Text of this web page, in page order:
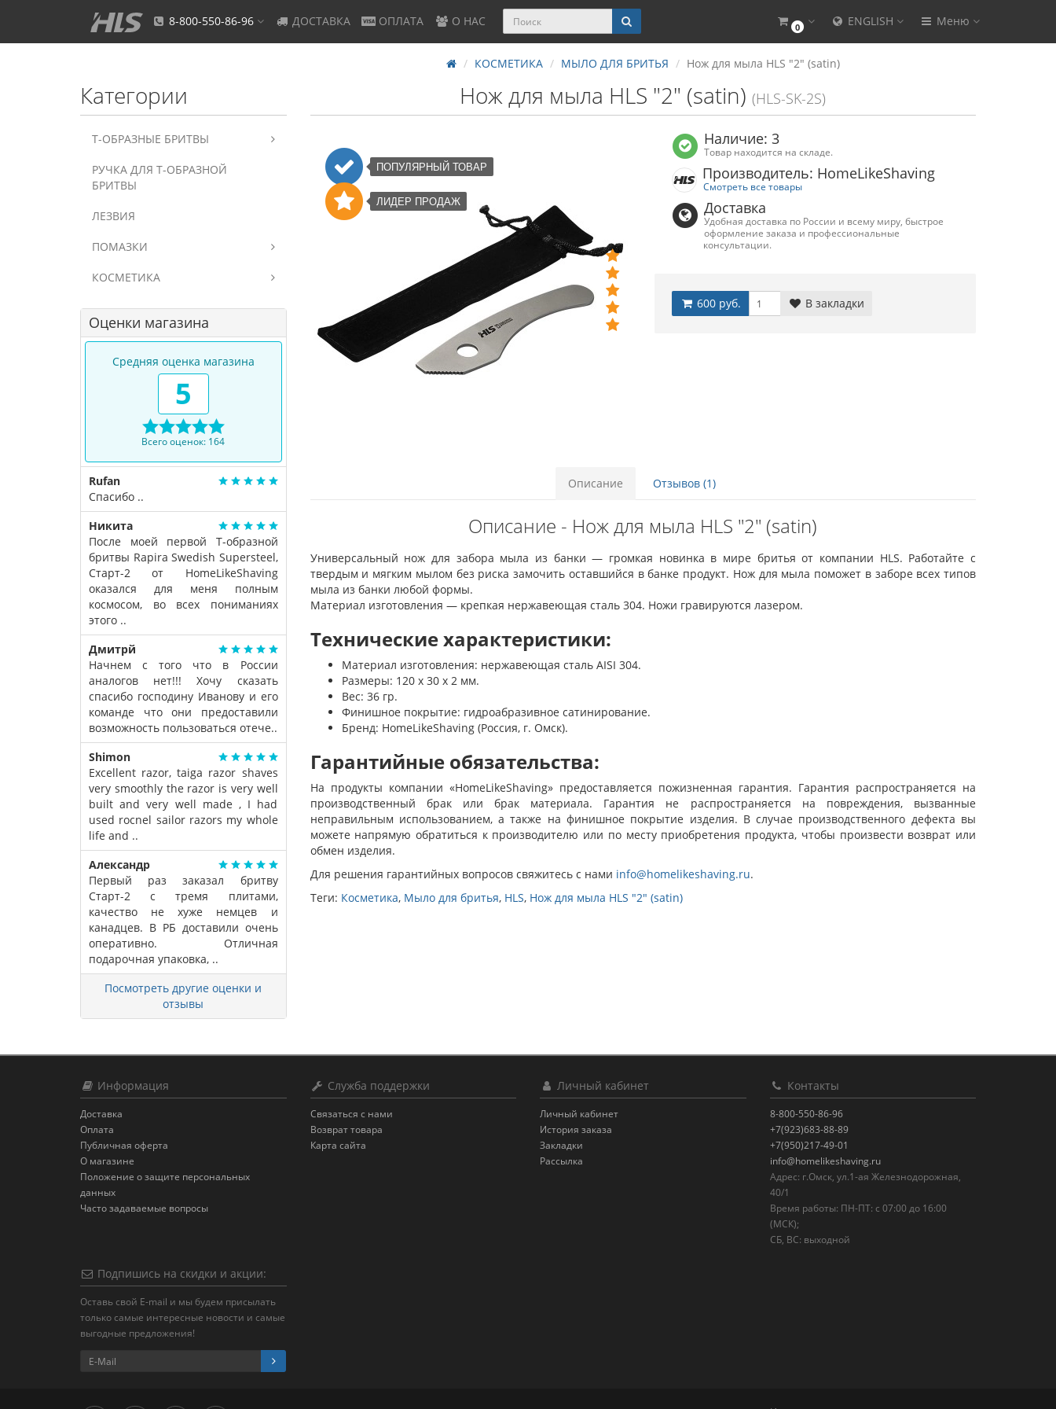
8-800-550-86-96 ДОСТАВКА ОПЛАТА О НАС 0 ENGLISH Меню
Категории
Т-ОБРАЗНЫЕ БРИТВЫ
РУЧКА ДЛЯ Т-ОБРАЗНОЙ
БРИТВЫ
ЛЕЗВИЯ
ПОМАЗКИ
КОСМЕТИКА
Оценки магазина
Средняя оценка магазина
5
Всего оценок: 164
Rufan
Спасибо ..
Никита
После моей первой Т-образной
бритвы Rapira Swedish Supersteel,
Старт-2 от HomeLikeShaving
оказался для меня полным
космосом, во всех пониманиях
этого ..
Дмитрй
Начнем с того что в России
аналогов нет!!! Хочу сказать
спасибо господину Иванову и его
команде что они предоставили
возможность пользоваться отече..
Shimon
Excellent razor, taiga razor shaves
very smoothly the razor is very well
built and very well made , I had
used rocnel sailor razors my whole
life and ..
Александр
Первый раз заказал бритву
Старт-2 с тремя плитами,
качество не хуже немцев и
канадцев. В РБ доставили очень
оперативно. Отличная
подарочная упаковка, ..
Посмотреть другие оценки и
отзывы
КОСМЕТИКА МЫЛО ДЛЯ БРИТЬЯ Нож для мыла HLS "2" (satin)
Нож для мыла HLS "2" (satin) (HLS-SK-2S)
ПОПУЛЯРНЫЙ ТОВАР
ЛИДЕР ПРОДАЖ
Наличие: 3
Товар находится на складе.
Производитель: HomeLikeShaving
Смотреть все товары
Доставка
Удобная доставка по России и всему миру, быстрое
оформление заказа и профессиональные
консультации.
600 руб. В закладки
Описание Отзывов (1)
Описание - Нож для мыла HLS "2" (satin)
Универсальный нож для забора мыла из банки — громкая новинка в мире бритья от компании HLS. Работайте с
твердым и мягким мылом без риска замочить оставшийся в банке продукт. Нож для мыла поможет в заборе всех типов
мыла из банки любой формы.
Материал изготовления — крепкая нержавеющая сталь 304. Ножи гравируются лазером.
Технические характеристики:
Материал изготовления: нержавеющая сталь AISI 304.
Размеры: 120 х 30 х 2 мм.
Вес: 36 гр.
Финишное покрытие: гидроабразивное сатинирование.
Бренд: HomeLikeShaving (Россия, г. Омск).
Гарантийные обязательства:
На продукты компании «HomeLikeShaving» предоставляется пожизненная гарантия. Гарантия распространяется на
производственный брак или брак материала. Гарантия не распространяется на повреждения, вызванные
неправильным использованием, а также на финишное покрытие изделия. В случае производственного дефекта вы
можете напрямую обратиться к производителю или по месту приобретения продукта, чтобы произвести возврат или
обмен изделия.
Для решения гарантийных вопросов свяжитесь с нами info@homelikeshaving.ru.
Теги: Косметика, Мыло для бритья, HLS, Нож для мыла HLS "2" (satin)
Информация
Доставка
Оплата
Публичная оферта
О магазине
Положение о защите персональных
данных
Часто задаваемые вопросы
Служба поддержки
Связаться с нами
Возврат товара
Карта сайта
Личный кабинет
Личный кабинет
История заказа
Закладки
Рассылка
Контакты
8-800-550-86-96
+7(923)683-88-89
+7(950)217-49-01
info@homelikeshaving.ru
Адрес: г.Омск, ул.1-ая Железнодорожная,
40/1
Время работы: ПН-ПТ: с 07:00 до 16:00
(МСК);
СБ, ВС: выходной
Подпишись на скидки и акции:
Оставь свой E-mail и мы будем присылать
только самые интересные новости и самые
выгодные предложения!